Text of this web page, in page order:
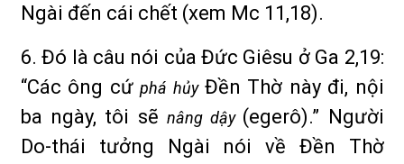
Ngài đến cái chết (xem Mc 11,18).
6. Đó là câu nói của Đức Giêsu ở Ga 2,19:
“Các ông cứphá hủyĐền Thờ này đi, nội
ba ngày, tôi sẽ nâng dậy (egerô).” Người
Do-thái tưởng Ngài nói về Đền Thờ